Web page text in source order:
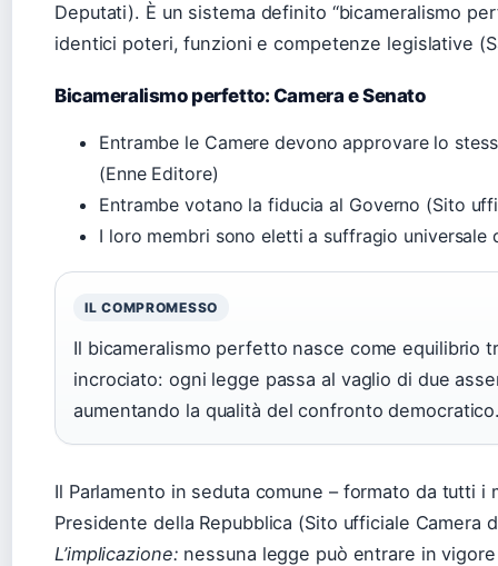
Deputati). È un sistema definito “bicameralismo
identici poteri, funzioni e competenze legislative
Bicameralismo perfetto: Camera e Senato
Entrambe le Camere devono approvare lo
(Enne Editore)
Entrambe votano la fiducia al Governo (Sito
I loro membri sono eletti a suffragio universale
IL COMPROMESSO
Il bicameralismo perfetto nasce come equilibrio
incrociato: ogni legge passa al vaglio di due
aumentando la qualità del confronto
Il Parlamento in seduta comune – formato da tutti
Presidente della Repubblica (Sito ufficiale Camera
L’implicazione: nessuna legge può entrare in